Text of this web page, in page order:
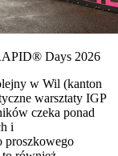
Days 2026
w Wil (kanton
warsztaty IGP
czeka ponad
i
proszkowego